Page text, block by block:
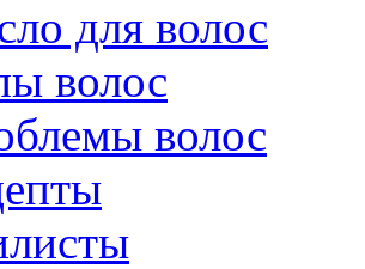
для волос
волос
волос